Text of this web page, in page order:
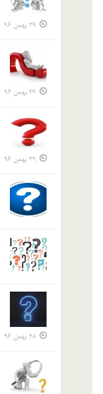
29 بهمن 96
29 بهمن 96
29 بهمن 96
28 بهمن 96